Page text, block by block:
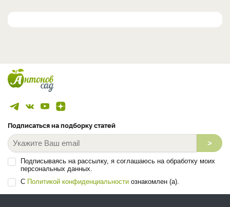
Подписаться на подборку статей
>
Подписываясь на рассылку, я соглашаюсь на обработку моих
персональных данных.
С Политикой конфиденциальности ознакомлен (а).